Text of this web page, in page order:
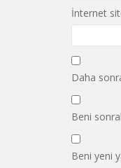
İnternet
Daha
Beni
Beni yeni